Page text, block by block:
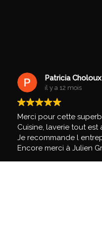
Patricia Choloux
il y a 12 mois
Merci pour cette
Cuisine, laverie tout est
Je recommande l
Encore merci à Julien